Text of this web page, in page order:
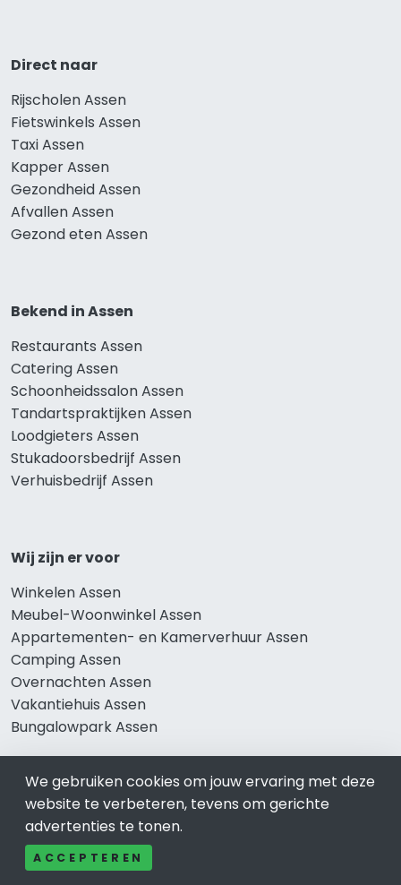
Direct naar
Rijscholen Assen
Fietswinkels Assen
Taxi Assen
Kapper Assen
Gezondheid Assen
Afvallen Assen
Gezond eten Assen
Bekend in Assen
Restaurants Assen
Catering Assen
Schoonheidssalon Assen
Tandartspraktijken Assen
Loodgieters Assen
Stukadoorsbedrijf Assen
Verhuisbedrijf Assen
Wij zijn er voor
Winkelen Assen
Meubel-Woonwinkel Assen
Appartementen- en Kamerverhuur Assen
Camping Assen
Overnachten Assen
Vakantiehuis Assen
Bungalowpark Assen
Thema’s
Notarissen Assen
We gebruiken cookies om jouw ervaring met deze
website te verbeteren, tevens om gerichte
advertenties te tonen.
ACCEPTEREN